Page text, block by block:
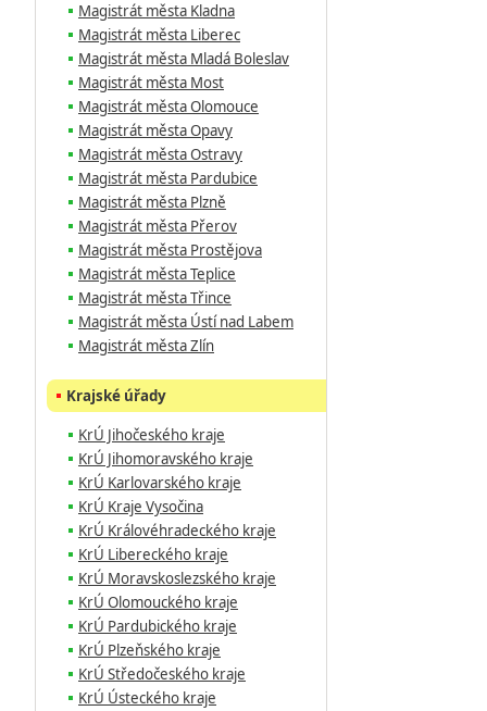
Magistrát města Kladna
Magistrát města Liberec
Magistrát města Mladá Boleslav
Magistrát města Most
Magistrát města Olomouce
Magistrát města Opavy
Magistrát města Ostravy
Magistrát města Pardubice
Magistrát města Plzně
Magistrát města Přerov
Magistrát města Prostějova
Magistrát města Teplice
Magistrát města Třince
Magistrát města Ústí nad Labem
Magistrát města Zlín
Krajské úřady
KrÚ Jihočeského kraje
KrÚ Jihomoravského kraje
KrÚ Karlovarského kraje
KrÚ Kraje Vysočina
KrÚ Královéhradeckého kraje
KrÚ Libereckého kraje
KrÚ Moravskoslezského kraje
KrÚ Olomouckého kraje
KrÚ Pardubického kraje
KrÚ Plzeňského kraje
KrÚ Středočeského kraje
KrÚ Ústeckého kraje